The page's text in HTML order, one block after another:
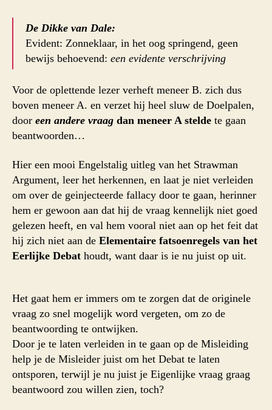
De Dikke van Dale:
Evident: Zonneklaar, in het oog springend, geen
bewijs behoevend: een evidente verschrijving
Voor de oplettende lezer verheft meneer B. zich dus
boven meneer A. en verzet hij heel sluw de Doelpalen,
door een andere vraag dan meneer A stelde te gaan
beantwoorden…
Hier een mooi Engelstalig uitleg van het Strawman
Argument, leer het herkennen, en laat je niet verleiden
om over de geinjecteerde fallacy door te gaan, herinner
hem er gewoon aan dat hij de vraag kennelijk niet goed
gelezen heeft, en val hem vooral niet aan op het feit dat
hij zich niet aan de Elementaire fatsoenregels van het
Eerlijke Debat houdt, want daar is ie nu juist op uit.
Het gaat hem er immers om te zorgen dat de originele
vraag zo snel mogelijk word vergeten, om zo de
beantwoording te ontwijken.
Door je te laten verleiden in te gaan op de Misleiding
help je de Misleider juist om het Debat te laten
ontsporen, terwijl je nu juist je Eigenlijke vraag graag
beantwoord zou willen zien, toch?